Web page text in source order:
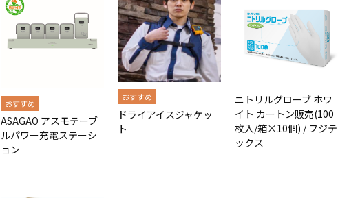
ASAGAO アスモテーブ
ルパワー充電ステーシ
ョン
ドライアイスジャケッ
ト
ニトリルグローブ ホワ
イト カートン販売(100
枚入/箱×10個) / フジテ
ックス